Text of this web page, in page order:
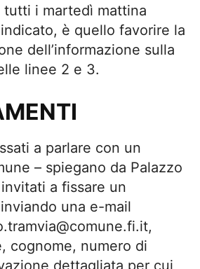
tutti i martedì mattina
è quello favorire la
dell’informazione sulla
linee 2 e 3.
a parlare con un
– spiegano da Palazzo
a fissare un
una e-mail
,
cognome, numero di
dettagliata per cui